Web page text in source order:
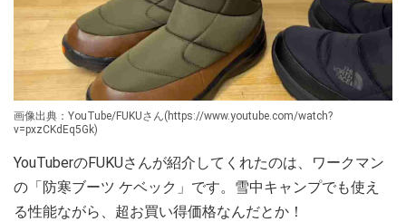
画像出典：YouTube/FUKUさん(https://www.youtube.com/watch?
v=pxzCKdEq5Gk)
YouTuberのFUKUさんが紹介してくれたのは、ワークマン
の「防寒ブーツ ケベック」です。雪中キャンプでも使え
る性能ながら、超お買い得価格なんだとか！